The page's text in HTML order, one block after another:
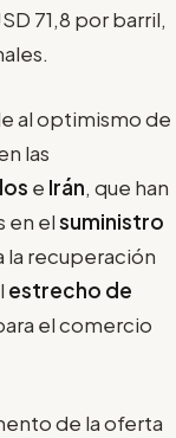
71,8 por barril,
al optimismo de
las
e Irán, que han
en elsuministro
la recuperación
estrecho de
el comercio
de la oferta